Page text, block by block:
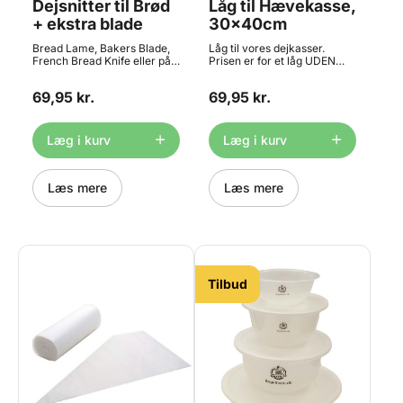
Dejsnitter til Brød
+ ekstra blade
Bread Lame, Bakers Blade,
French Bread Knife eller på
til brug ved brødbagning.
ridser i alt slags brød. Den
udstyret med et lækkert
træhåndtag - og så følger
der ekstra blade med. Der
medfølger også en
sikkerhedshætte. Husk at
tilkøbe ekstra blade, så du
69,95 kr.
Læg i kurv
Læs mere
Låg til Hævekasse,
30x40cm
Låg til vores dejkasser.
Prisen er for et låg UDEN
PP plast
-40°C til +60°C Egnet til
direkte kontakt med
fødevarer: Ja 22584800
69,95 kr.
Læg i kurv
Læs mere
Tilbud